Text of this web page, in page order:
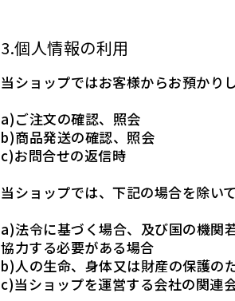
3.個人情報の利用
当ショップではお客様からお預かり
a)ご注文の確認、照会
b)商品発送の確認、照会
c)お問合せの返信時
当ショップでは、下記の場合を除い
a)法令に基づく場合、及び国の機関
協力する必要がある場合
b)人の生命、身体又は財産の保護の
c)当ショップを運営する会社の関連